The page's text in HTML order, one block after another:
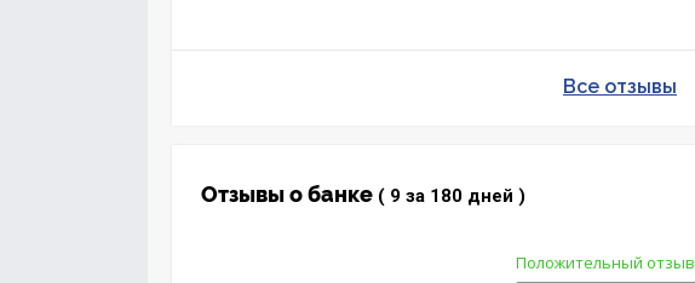
Все отзывы
Отзывы о банке ( 9 за 180 дней )
Положительный отзыв